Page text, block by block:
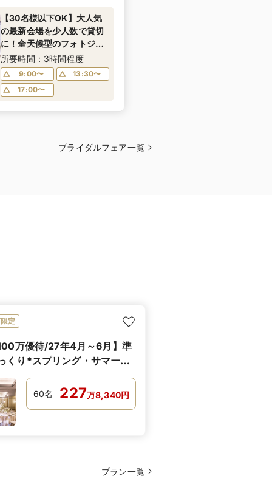
【30名様以下OK】大人気
の最新会場を少人数で貸切
に！全天候型のフォトジェ
ニックなチャペル＆大理石
×真鍮×ゴールドなどをモ
チーフにしたお食事会場な
ど最旬のミニマルウエディ
所要時間：3時間程度
9:00〜
13:30〜
17:00〜
ブライダルフェア一覧
定
100万優待/27年4月～6月】準
くり*スプリング・サマープ
60名 227万8,340円
プラン一覧